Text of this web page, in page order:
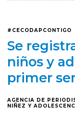
#CECODAPCONTIGO
Se
niños y
primer
AGENCIA DE
NIÑEZ Y